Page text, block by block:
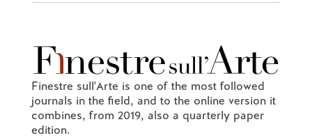
Finestre sull'Arte is one of the most followed
journals in the field, and to the online version it
combines, from 2019, also a quarterly paper
edition.